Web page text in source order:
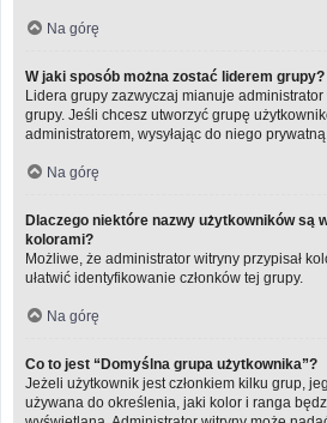
Na górę
W jaki sposób można zostać liderem grupy?
Lidera grupy zazwyczaj mianuje
grupy. Jeśli chcesz utworzyć grupę
administratorem, wysyłając do niego
Na górę
Dlaczego niektóre nazwy użytkowników są
kolorami?
Możliwe, że administrator witryny przypisał
ułatwić identyfikowanie członków tej grupy.
Na górę
Co to jest “Domyślna grupa użytkownika”?
Jeżeli użytkownik jest członkiem kilku grup,
używana do określenia, jaki kolor i ranga